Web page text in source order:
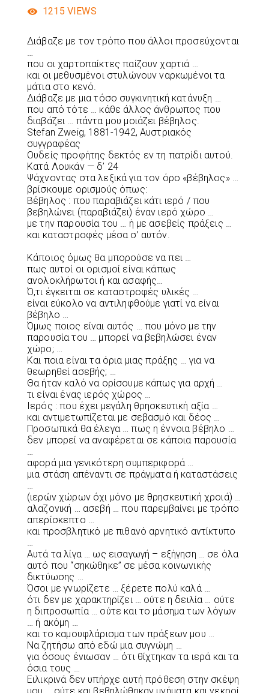
1215 VIEWS
Διάβαζε με τον τρόπο που άλλοι προσεύχονται
που οι χαρτοπαίκτες παίζουν χαρτιά …
και οι μεθυσμένοι στυλώνουν ναρκωμένοι τα
μάτια στο κενό.
Διάβαζε με μια τόσο συγκινητική κατάνυξη …
που από τότε … κάθε άλλος άνθρωπος που
διαβάζει … πάντα μου μοιάζει βέβηλος.
Stefan Zweig, 1881-1942, Αυστριακός
συγγραφέας
Ουδείς προφήτης δεκτός εν τη πατρίδι αυτού.
Κατά Λουκάν — δ’ 24
Ψάχνοντας στα λεξικά για τον όρο «βέβηλος» …
βρίσκουμε ορισμούς όπως:
Βέβηλος : που παραβιάζει κάτι ιερό / που
βεβηλώνει (παραβιάζει) έναν ιερό χώρο …
με την παρουσία του … ή με ασεβείς πράξεις …
και καταστροφές μέσα σ’ αυτόν.
Κάποιος όμως θα μπορούσε να πει …
πως αυτοί οι ορισμοί είναι κάπως
ανολοκλήρωτοι ή και ασαφής…
Ό,τι έγκειται σε καταστροφές υλικές …
είναι εύκολο να αντιληφθούμε γιατί να είναι
βέβηλο …
Όμως ποιος είναι αυτός … που μόνο με την
παρουσία του … μπορεί να βεβηλώσει έναν
χώρο; …
Και ποια είναι τα όρια μιας πράξης … για να
θεωρηθεί ασεβής; …
Θα ήταν καλό να ορίσουμε κάπως για αρχή …
τι είναι ένας ιερός χώρος …
Ιερός : που έχει μεγάλη θρησκευτική αξία …
και αντιμετωπίζεται με σεβασμό και δέος …
Προσωπικά θα έλεγα … πως η έννοια βέβηλο …
δεν μπορεί να αναφέρεται σε κάποια παρουσία
αφορά μια γενικότερη συμπεριφορά …
μια στάση απέναντι σε πράγματα ή καταστάσεις
(ιερών χώρων όχι μόνο με θρησκευτική χροιά) …
αλαζονική … ασεβή … που παρεμβαίνει με τρόπο
απερίσκεπτο …
και προσβλητικό με πιθανό αρνητικό αντίκτυπο
Αυτά τα λίγα … ως εισαγωγή – εξήγηση … σε όλα
αυτό που “σηκώθηκε” σε μέσα κοινωνικής
δικτύωσης …
Όσοι με γνωρίζετε … ξέρετε πολύ καλά …
ότι δεν με χαρακτηρίζει … ούτε η δειλία … ούτε
η διπροσωπία … ούτε και το μάσημα των λόγων
… ή ακόμη …
και το καμουφλάρισμα των πράξεων μου …
Να ζητήσω από εδώ μια συγνώμη …
για όσους ένιωσαν … ότι θίχτηκαν τα ιερά και τα
όσια τους …
Ειλικρινά δεν υπήρχε αυτή πρόθεση στην σκέψη
μου … ούτε και βεβηλώθηκαν μνήματα και νεκροί